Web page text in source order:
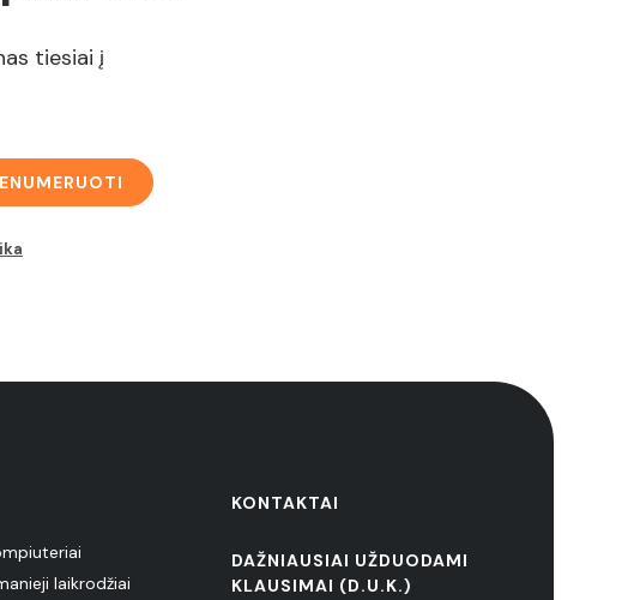
tiesiai į
laikrodžiai
KONTAKTAI
DAŽNIAUSIAI UŽDUODAMI
KLAUSIMAI (D.U.K.)